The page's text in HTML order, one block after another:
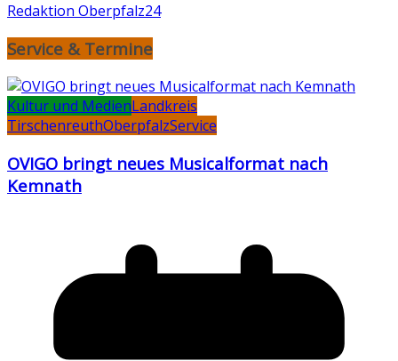
Redaktion Oberpfalz24
Service & Termine
Kultur und MedienLandkreis
TirschenreuthOberpfalzService
OVIGO bringt neues Musicalformat nach
Kemnath